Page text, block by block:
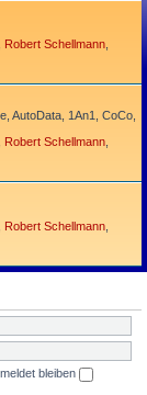
Robert Schellmann
AutoData, 1An1, CoCo,
Robert Schellmann
Robert Schellmann
bleiben